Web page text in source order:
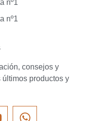
nº1
nº1
consejos y
productos y